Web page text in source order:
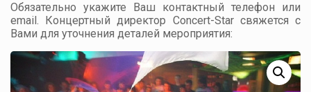
Обязательно укажите Ваш контактный телефон или
email. Концертный директор Concert-Star свяжется с
Вами для уточнения деталей мероприятия: